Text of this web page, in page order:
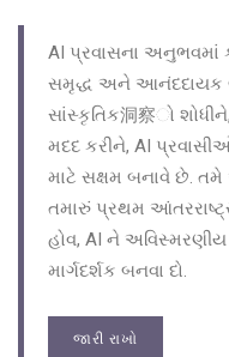
AI પ્રવાસના અનુભવમાં
સમૃદ્ધ અને આનંદદાયક
સાંસ્કૃતિક洞察ો
મદદ કરીને, AI
માટે સક્ષમ બનાવે છે.
તમારું પ્રથમ
હોવ, AI ને અવિસ્મરણીય
માર્ગદર્શક બનવા દો.
જારી રાખો